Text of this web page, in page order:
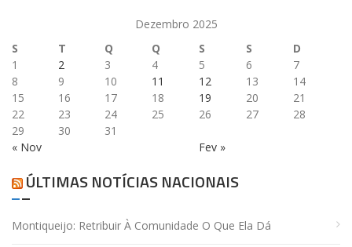
Dezembro 2025
S
T Q Q S S D
« Nov Fev »
1 2 3 4 5 6
7
8
9 10 11 12 13
14
15
16 17 18 19 20
21
22
23 24 25 26 27
28
29
30 31
ÚLTIMAS NOTÍCIAS NACIONAIS
Montiqueijo: Retribuir À Comunidade O Que Ela Dá